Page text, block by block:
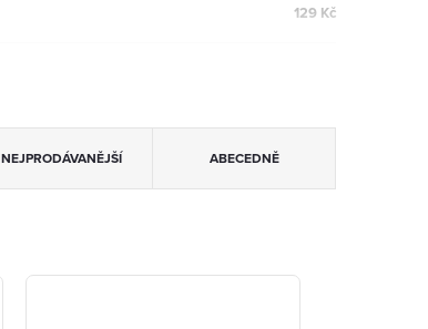
129 Kč
NEJPRODÁVANĚJŠÍ ABECEDNĚ